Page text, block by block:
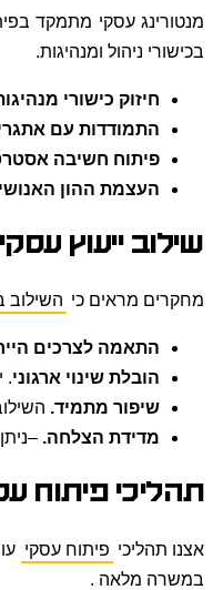
מנטורינג עסקי מתמקד
בכישורי ניהול ומנהיגות.
חיזוק כישורי
התמודדות עם
פיתוח חשיבה
העצמת ההון האנושי
שילוב ייעוץ
מחקרים מראים כי השילוב
התאמה לצרכים
הובלת שינוי ארגוני.
שיפור מתמיד.
מדידת הצלחה.
תהליכי פיתוח
אצנו תהליכי פיתוח עסקי
במשרה מלאה .